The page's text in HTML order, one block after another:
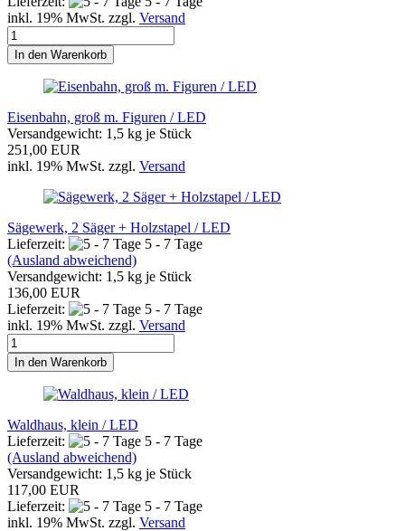
inkl. 19% MwSt. zzgl. Versand
In den Warenkorb
Eisenbahn, groß m. Figuren / LED
Versandgewicht: 1,5 kg je Stück
251,00 EUR
inkl. 19% MwSt. zzgl. Versand
Sägewerk, 2 Säger + Holzstapel / LED
Lieferzeit:
5 - 7 Tage
(Ausland abweichend)
Versandgewicht: 1,5 kg je Stück
136,00 EUR
Lieferzeit:
5 - 7 Tage
inkl. 19% MwSt. zzgl. Versand
In den Warenkorb
Waldhaus, klein / LED
Lieferzeit:
5 - 7 Tage
(Ausland abweichend)
Versandgewicht: 1,5 kg je Stück
117,00 EUR
Lieferzeit:
5 - 7 Tage
inkl. 19% MwSt. zzgl. Versand